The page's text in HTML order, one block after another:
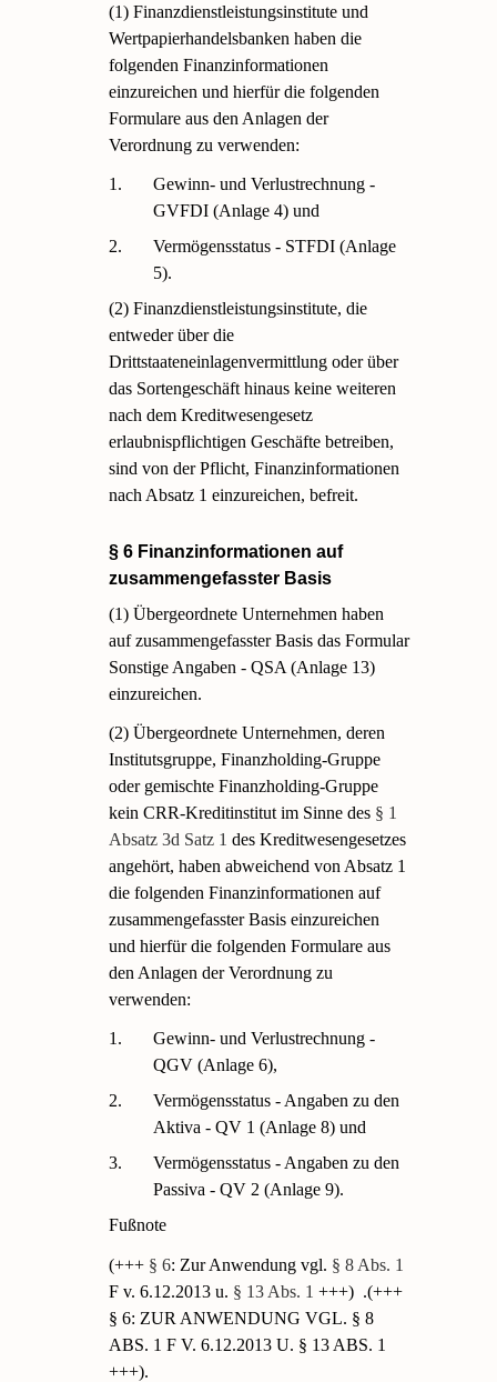
(1) Finanzdienstleistungsinstitute und
Wertpapierhandelsbanken haben die
folgenden Finanzinformationen
einzureichen und hierfür die folgenden
Formulare aus den Anlagen der
Verordnung zu verwenden:
1.
Gewinn- und Verlustrechnung -
GVFDI (Anlage 4) und
2.
Vermögensstatus - STFDI (Anlage
5).
(2) Finanzdienstleistungsinstitute, die
entweder über die
Drittstaateneinlagenvermittlung oder über
das Sortengeschäft hinaus keine weiteren
nach dem Kreditwesengesetz
erlaubnispflichtigen Geschäfte betreiben,
sind von der Pflicht, Finanzinformationen
nach Absatz 1 einzureichen, befreit.
§ 6 Finanzinformationen auf
zusammengefasster Basis
(1) Übergeordnete Unternehmen haben
auf zusammengefasster Basis das Formular
Sonstige Angaben - QSA (Anlage 13)
einzureichen.
(2) Übergeordnete Unternehmen, deren
Institutsgruppe, Finanzholding-Gruppe
oder gemischte Finanzholding-Gruppe
kein CRR-Kreditinstitut im Sinne des § 1
Absatz 3d Satz 1 des Kreditwesengesetzes
angehört, haben abweichend von Absatz 1
die folgenden Finanzinformationen auf
zusammengefasster Basis einzureichen
und hierfür die folgenden Formulare aus
den Anlagen der Verordnung zu
verwenden:
1.
Gewinn- und Verlustrechnung -
QGV (Anlage 6),
2.
Vermögensstatus - Angaben zu den
Aktiva - QV 1 (Anlage 8) und
3.
Vermögensstatus - Angaben zu den
Passiva - QV 2 (Anlage 9).
Fußnote
(+++ § 6: Zur Anwendung vgl. § 8 Abs. 1
F v. 6.12.2013 u. § 13 Abs. 1 +++) .(+++
§ 6: ZUR ANWENDUNG VGL. § 8
ABS. 1 F V. 6.12.2013 U. § 13 ABS. 1
+++).